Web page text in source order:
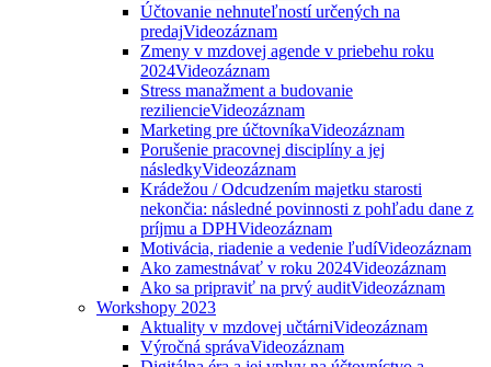
Účtovanie nehnuteľností určených na
predajVideozáznam
Zmeny v mzdovej agende v priebehu roku
2024Videozáznam
Stress manažment a budovanie
reziliencieVideozáznam
Marketing pre účtovníkaVideozáznam
Porušenie pracovnej disciplíny a jej
následkyVideozáznam
Krádežou / Odcudzením majetku starosti
nekončia: následné povinnosti z pohľadu dane z
príjmu a DPHVideozáznam
Motivácia, riadenie a vedenie ľudíVideozáznam
Ako zamestnávať v roku 2024Videozáznam
Ako sa pripraviť na prvý auditVideozáznam
Workshopy 2023
Aktuality v mzdovej učtárniVideozáznam
Výročná správaVideozáznam